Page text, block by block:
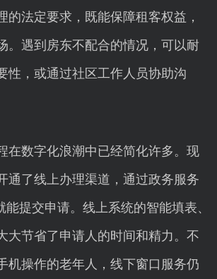
的法定要求，既能保障租客权益，
。遇到房东不配合的情况，可以耐
性，或通过社区工作人员协助沟
在数字化浪潮中已经简化许多。现
通了线上办理渠道，通过政务服务
能提交申请。线上系统的智能填表、
大节省了申请人的时间和精力。不
机操作的老年人，线下窗口服务仍